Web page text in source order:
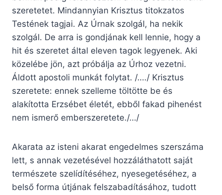
szeretetet. Mindannyian Krisztus titokzatos
Testének tagjai. Az Úrnak szolgál, ha nekik
szolgál. De arra is gondjának kell lennie, hogy a
hit és szeretet által eleven tagok legyenek. Aki
közelébe jön, azt próbálja az Úrhoz vezetni.
Áldott apostoli munkát folytat. /…./ Krisztus
szeretete: ennek szelleme töltötte be és
alakította Erzsébet életét, ebből fakad pihenést
nem ismerő emberszeretete./…/
Akarata az isteni akarat engedelmes szerszáma
lett, s annak vezetésével hozzáláthatott saját
természete szelídítéséhez, nyesegetéséhez, a
belső forma útjának felszabadításához, tudott